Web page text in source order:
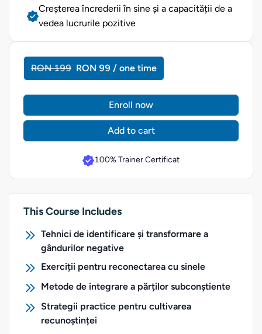
Creșterea încrederii în sine și a capacității de a
vedea lucrurile pozitive
RON 199 RON 99 / one time
Enroll now
Add to cart
100% Trainer Certificat
This Course Includes
Tehnici de identificare și transformare a
gândurilor negative
Exerciții pentru reconectarea cu sinele
Metode de integrare a părților subconștiente
Strategii practice pentru cultivarea
recunoștinței